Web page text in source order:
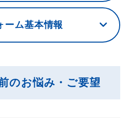
ーム基本情報
のお悩み・ご要望